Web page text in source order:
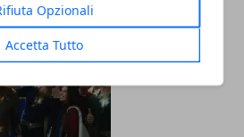
Opzionali
Accetta Tutto